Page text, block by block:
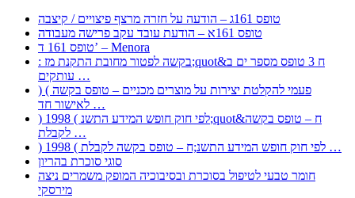
טופס 161ג – הודעה על חזרה מרצף פיצויים / קיצבה
טופס 161א – הודעת עובד עקב פרישה מעבודה
טופס 161 ד’ – Menora
: בקשה לפטור מחובת התקנת מז;quot&ח 3 טופס מספר ים ב
עותקים …
) ( פעמי להקלטת יצירות על מוצרים מכניים – טופס בקשה
לאישור חד …
) 1998 ( לפי חוק חופש המידע התשנ;quot&ח – טופס בקשה
לקבלת …
) 1998 ( לפי חוק חופש המידע התשנ;ח – טופס בקשה לקבלת …
סוגי סוכרת בהריון
חומר טבעי לטיפול בסוכרת ובסיבוכיה המופק משמרים ניצה
מירסקי